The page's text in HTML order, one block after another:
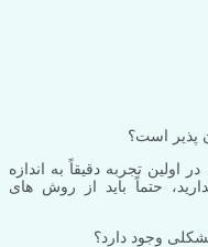
اولین تجربه دقیقاً به اندازه
حتماً باید از روش های